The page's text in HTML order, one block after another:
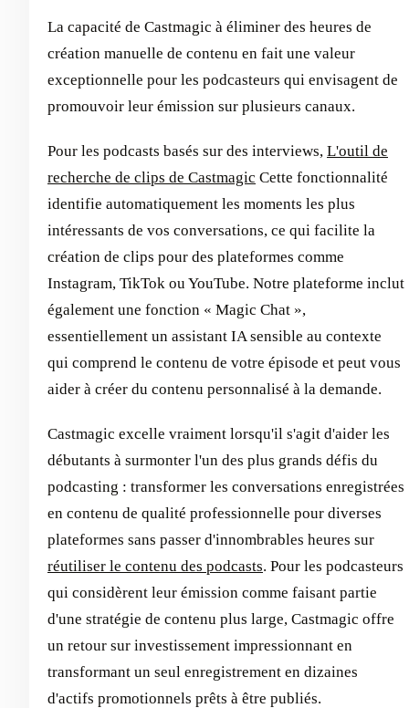
La capacité de Castmagic à éliminer des heures de
création manuelle de contenu en fait une valeur
exceptionnelle pour les podcasteurs qui envisagent de
promouvoir leur émission sur plusieurs canaux.
Pour les podcasts basés sur des interviews, L'outil de
recherche de clips de Castmagic Cette fonctionnalité
identifie automatiquement les moments les plus
intéressants de vos conversations, ce qui facilite la
création de clips pour des plateformes comme
Instagram, TikTok ou YouTube. Notre plateforme inclut
également une fonction « Magic Chat »,
essentiellement un assistant IA sensible au contexte
qui comprend le contenu de votre épisode et peut vous
aider à créer du contenu personnalisé à la demande.
Castmagic excelle vraiment lorsqu'il s'agit d'aider les
débutants à surmonter l'un des plus grands défis du
podcasting : transformer les conversations enregistrées
en contenu de qualité professionnelle pour diverses
plateformes sans passer d'innombrables heures sur
réutiliser le contenu des podcasts. Pour les podcasteurs
qui considèrent leur émission comme faisant partie
d'une stratégie de contenu plus large, Castmagic offre
un retour sur investissement impressionnant en
transformant un seul enregistrement en dizaines
d'actifs promotionnels prêts à être publiés.